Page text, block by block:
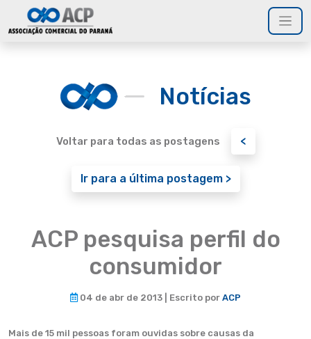
Notícias
Voltar para todas as postagens <
Ir para a última postagem >
ACP pesquisa perfil do
consumidor
04 de abr de 2013 | Escrito por ACP
Mais de 15 mil pessoas foram ouvidas sobre causas da